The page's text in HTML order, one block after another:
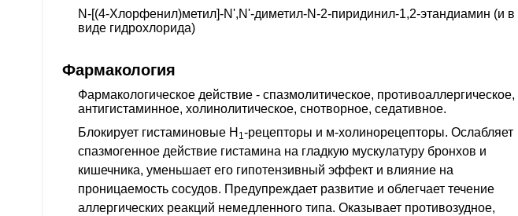
T78.4 Аллергия неуточненная
Y40-Y59Лекарственные средства, медикаменты и биологические
вещества, являющиеся причиной неблагоприятных реакций при
терапевтическом применении
N-[(4-Хлорфенил)метил]-N',N'-диметил-N-2-пиридинил-1,2-этандиамин (и в
виде гидрохлорида)
Фармакология
Фармакологическое действие - спазмолитическое, противоаллергическое,
антигистаминное, холинолитическое, снотворное, седативное.
Блокирует гистаминовые H 1-рецепторы и м-холинорецепторы. Ослабляет
спазмогенное действие гистамина на гладкую мускулатуру бронхов и
кишечника, уменьшает его гипотензивный эффект и влияние на
проницаемость сосудов. Предупреждает развитие и облегчает течение
аллергических реакций немедленного типа. Оказывает противозудное,